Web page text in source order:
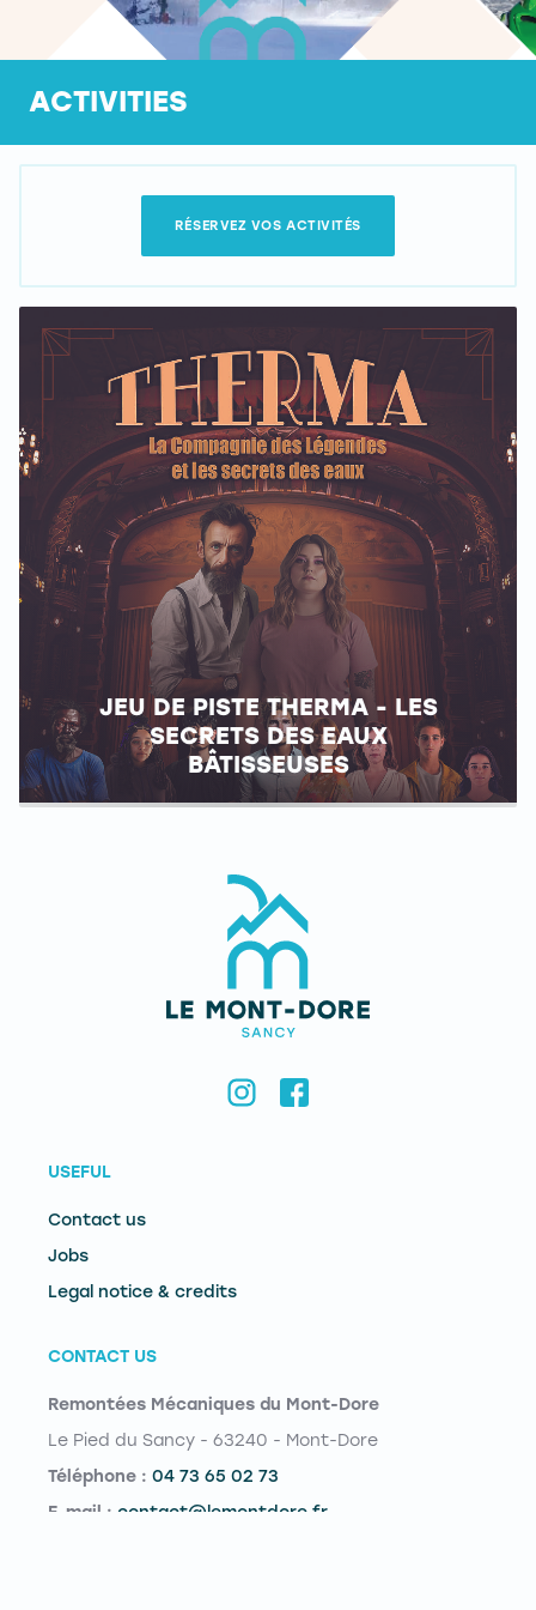
ACTIVITIES
RÉSERVEZ VOS ACTIVITÉS
JEU DE PISTE THERMA - LES
SECRETS DES EAUX
BÂTISSEUSES
USEFUL
Contact us
Jobs
Legal notice & credits
CONTACT US
Remontées Mécaniques du Mont-Dore
Le Pied du Sancy - 63240 - Mont-Dore
Téléphone : 04 73 65 02 73
E-mail : contact@lemontdore.fr